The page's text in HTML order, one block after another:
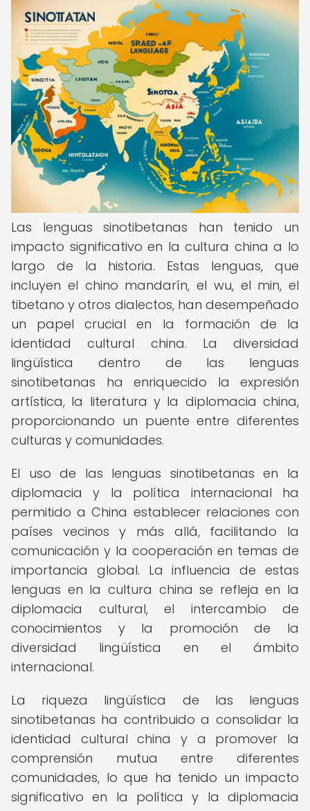
Las lenguas sinotibetanas han tenido un
impacto significativo en la cultura china a lo
largo de la historia. Estas lenguas, que
incluyen el chino mandarín, el wu, el min, el
tibetano y otros dialectos, han desempeñado
un papel crucial en la formación de la
identidad cultural china. La diversidad
lingüística dentro de las lenguas
sinotibetanas ha enriquecido la expresión
artística, la literatura y la diplomacia china,
proporcionando un puente entre diferentes
culturas y comunidades.
El uso de las lenguas sinotibetanas en la
diplomacia y la política internacional ha
permitido a China establecer relaciones con
países vecinos y más allá, facilitando la
comunicación y la cooperación en temas de
importancia global. La influencia de estas
lenguas en la cultura china se refleja en la
diplomacia cultural, el intercambio de
conocimientos y la promoción de la
diversidad lingüística en el ámbito
internacional.
La riqueza lingüística de las lenguas
sinotibetanas ha contribuido a consolidar la
identidad cultural china y a promover la
comprensión mutua entre diferentes
comunidades, lo que ha tenido un impacto
significativo en la política y la diplomacia